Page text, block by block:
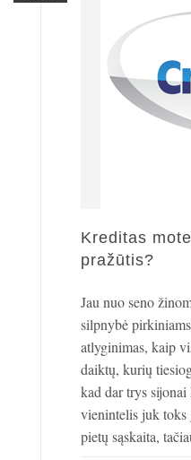
Kreditas
pražūtis?
Jau nuo seno
silpnybė
atlyginimas, kaip
daiktų, kurių
kad dar trys sijonai
vienintelis juk toks
pietų sąskaita,